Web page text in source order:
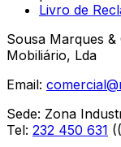
Livro de
Sousa Marques
Mobiliário, Lda
Email:
Sede: Zona
Tel: 232 450 631 (